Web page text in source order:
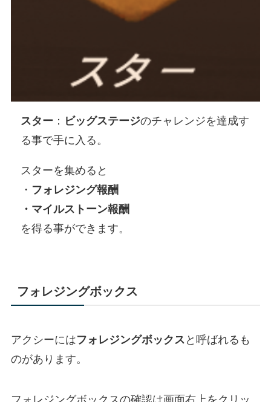
スター ： ビッグステージのチャレンジを達成す
る事で手に入る。
スターを集めると
・ フォレジング報酬
・マイルストーン報酬
を得る事ができます。
フォレジングボックス
アクシーにはフォレジングボックス と呼ばれるも
のがあります。